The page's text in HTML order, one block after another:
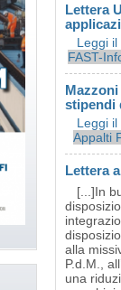
Lettera
Leggi
FAST-
stipendi
Leggi
Appalti
Lettera
[...]In
alla
P.d.M.,
una